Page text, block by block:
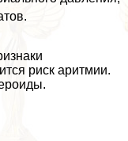
риск аритмии.